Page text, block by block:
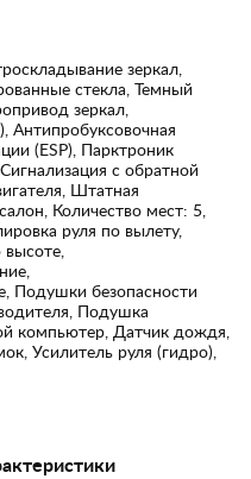
зеркал,
стекла, Темный
зеркал,
Антипробуксовочная
(ESP), Парктроник
с обратной
Штатная
Количество мест: 5,
руля по вылету,
Подушки безопасности
Подушка
компьютер, Датчик дождя,
Усилитель руля (гидро),